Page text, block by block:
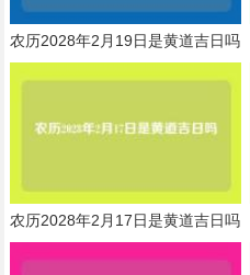
农历2028年2月19日是黄道吉日吗
农历2028年2月17日是黄道吉日吗